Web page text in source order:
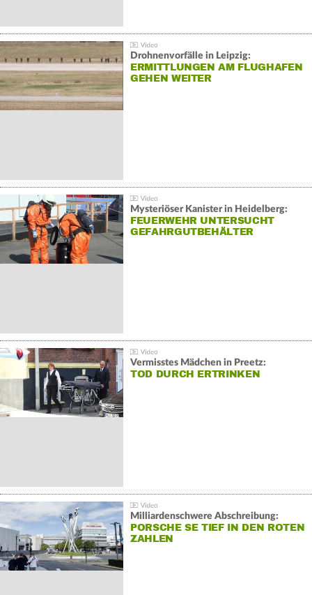
Drohnenvorfälle in Leipzig:
ERMITTLUNGEN AM FLUGHAFEN
GEHEN WEITER
Mysteriöser Kanister in Heidelberg:
FEUERWEHR UNTERSUCHT
GEFAHRGUTBEHÄLTER
Vermisstes Mädchen in Preetz:
TOD DURCH ERTRINKEN
Milliardenschwere Abschreibung:
PORSCHE SE TIEF IN DEN ROTEN
ZAHLEN